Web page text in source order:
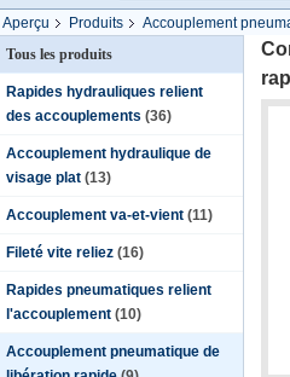
Aperçu Produits Accouplement
rapide de S
Tous les produits
Rapides hydrauliques relient
des accouplements (36)
Accouplement hydraulique de
visage plat (13)
Accouplement va-et-vient (11)
Fileté vite reliez (16)
Rapides pneumatiques relient
l'accouplement (10)
Accouplement pneumatique de